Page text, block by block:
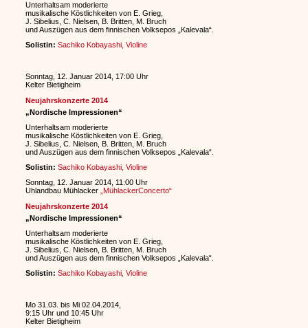
Unterhaltsam moderierte
musikalische Köstlichkeiten von E. Grieg,
J. Sibelius, C. Nielsen, B. Britten, M. Bruch
und Auszügen aus dem finnischen Volksepos „Kalevala“.
Solistin: Sachiko Kobayashi, Violine
Sonntag, 12. Januar 2014, 17:00 Uhr
Kelter Bietigheim
Neujahrskonzerte 2014
„Nordische Impressionen“
Unterhaltsam moderierte
musikalische Köstlichkeiten von E. Grieg,
J. Sibelius, C. Nielsen, B. Britten, M. Bruch
und Auszügen aus dem finnischen Volksepos „Kalevala“.
Solistin: Sachiko Kobayashi, Violine
Sonntag, 12. Januar 2014, 11:00 Uhr
Uhlandbau Mühlacker „MühlackerConcerto“
Neujahrskonzerte 2014
„Nordische Impressionen“
Unterhaltsam moderierte
musikalische Köstlichkeiten von E. Grieg,
J. Sibelius, C. Nielsen, B. Britten, M. Bruch
und Auszügen aus dem finnischen Volksepos „Kalevala“.
Solistin: Sachiko Kobayashi, Violine
Mo 31.03. bis Mi 02.04.2014,
9:15 Uhr und 10:45 Uhr
Kelter Bietigheim